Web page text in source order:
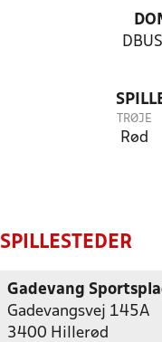
TRØJE
Rød
SPILLESTEDER
Gadevang
Gadevangsvej 145A
3400 Hillerød